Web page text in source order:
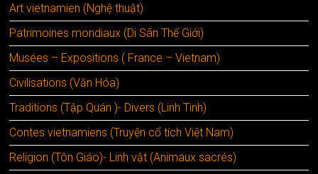
Art vietnamien (Nghệ thuật)
Patrimoines mondiaux (Di Sãn Thế Giới)
Musées – Expositions ( France – Vietnam)
Civilisations (Văn Hóa)
Traditions (Tập Quán )- Divers (Linh Tinh)
Contes vietnamiens (Truyện cổ tích Việt Nam)
Religion (Tôn Giáo)- Linh vật (Animaux sacrés)